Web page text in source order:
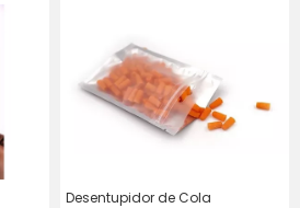
Desentupidor de Cola